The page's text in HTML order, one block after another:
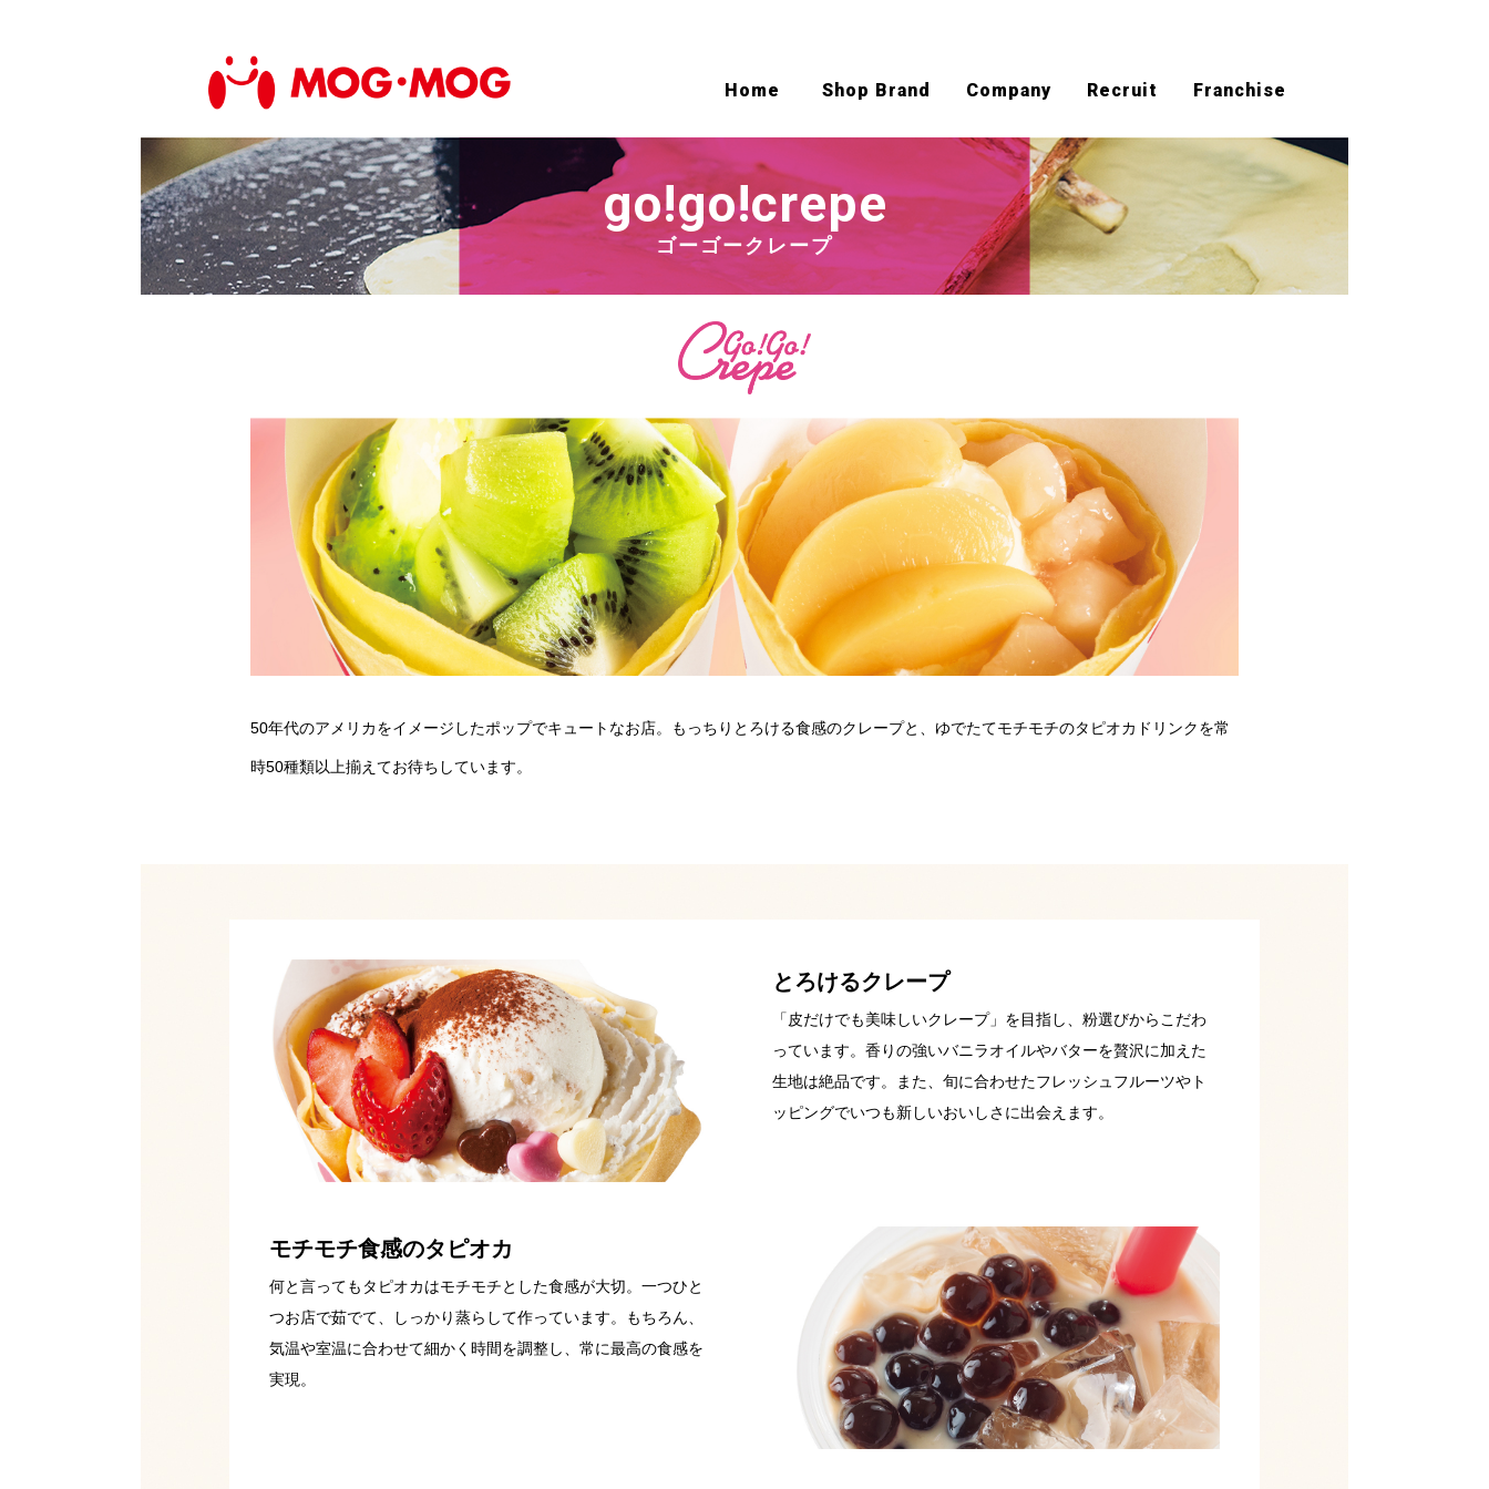
Home Shop Brand Company Recruit Franchise
go!go!crepe
ゴーゴークレープ
50年代のアメリカをイメージしたポップでキュートなお店。もっちりとろける食感のクレープと、ゆでたてモチモチのタピオカドリンクを常
時50種類以上揃えてお待ちしています。
とろけるクレープ
「皮だけでも美味しいクレープ」を目指し、粉選びからこだわ
っています。香りの強いバニラオイルやバターを贅沢に加えた
生地は絶品です。また、旬に合わせたフレッシュフルーツやト
ッピングでいつも新しいおいしさに出会えます。
モチモチ食感のタピオカ
何と言ってもタピオカはモチモチとした食感が大切。一つひと
つお店で茹でて、しっかり蒸らして作っています。もちろん、
気温や室温に合わせて細かく時間を調整し、常に最高の食感を
実現。